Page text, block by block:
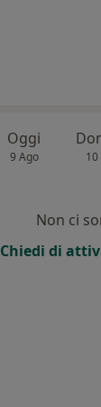
Oggi
9 Ago 10
Non ci
Chiedi di